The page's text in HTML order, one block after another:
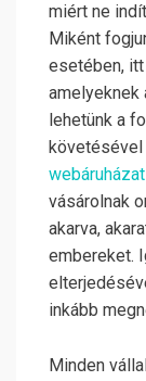
miért ne
Miként
esetében,
amelyeknek
lehetünk a
vásárolnak
akarva,
embereket.
inkább
Minden